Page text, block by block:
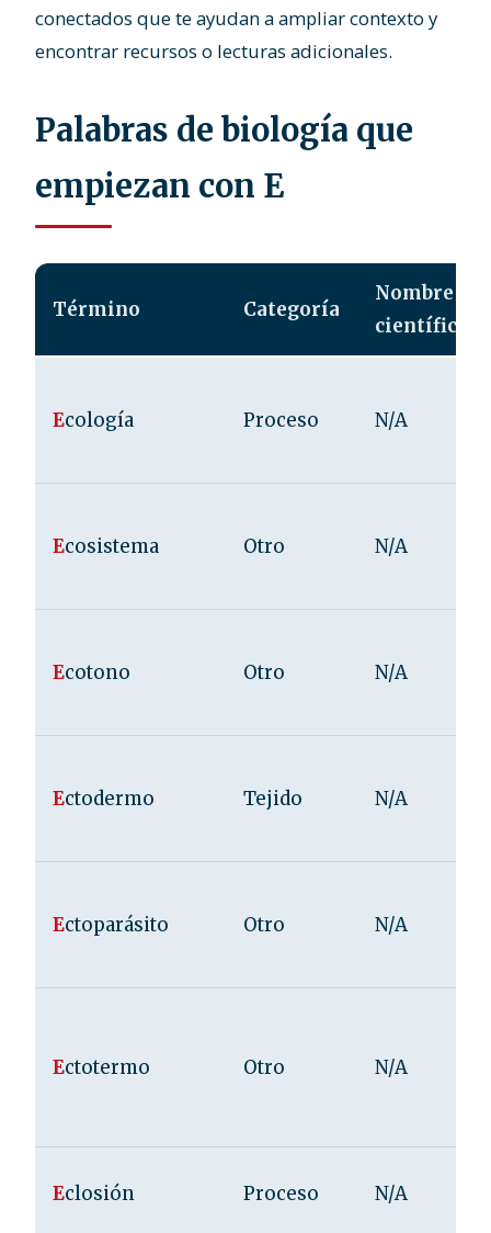
conectados que te ayudan a ampliar contexto y
encontrar recursos o lecturas adicionales.
Palabras de biología que
empiezan con E
Término Categoría
Nombre
científico
Ecología Proceso N/A
Ecosistema Otro N/A
Ecotono Otro N/A
Ectodermo Tejido N/A
Ectoparásito Otro N/A
Ectotermo Otro N/A
Eclosión Proceso N/A